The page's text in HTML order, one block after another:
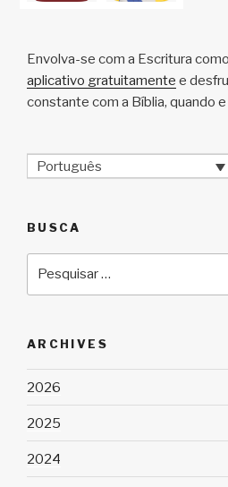
Envolva-se com a Escritura
aplicativo gratuitamente e
constante com a Bíblia, quando
Português
BUSCA
ARCHIVES
2026
2025
2024